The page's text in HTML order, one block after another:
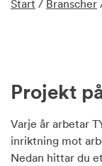
Start / Branscher
Projekt
Varje år arbetar
inriktning mot
Nedan hittar du